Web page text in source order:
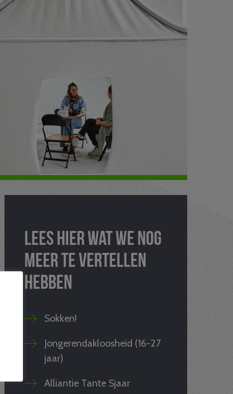
Lees hier wat we nog
meer te vertellen
hebben
Sokken!
Jongerendakloosheid (16-27
jaar)
Alliantie Tante Sjaar